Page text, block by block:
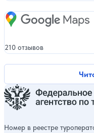
Google Maps
210 отзывов
Номер в реестре